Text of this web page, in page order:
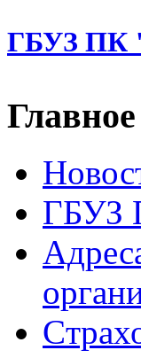
ГБУЗ ПК
ГБУЗ